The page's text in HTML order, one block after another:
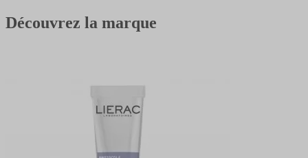
Découvrez la marque